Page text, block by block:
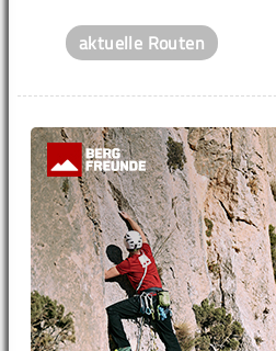
aktuelle Routen